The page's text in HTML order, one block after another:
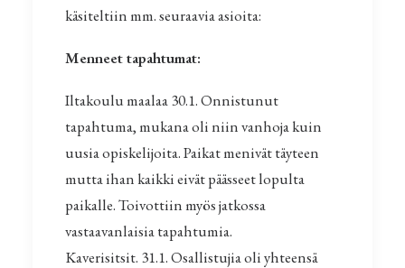
käsiteltiin mm. seuraavia asioita:
Menneet tapahtumat:
Iltakoulu maalaa 30.1. Onnistunut
tapahtuma, mukana oli niin vanhoja kuin
uusia opiskelijoita. Paikat menivät täyteen
mutta ihan kaikki eivät päässeet lopulta
paikalle. Toivottiin myös jatkossa
vastaavanlaisia tapahtumia.
Kaverisitsit. 31.1. Osallistujia oli yhteensä